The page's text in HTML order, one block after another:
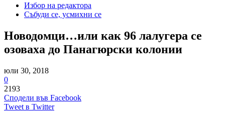
Избор на редактора
Събуди се, усмихни се
Новодомци…или как 96 лалугера се
озоваха до Панагюрски колонии
юли 30, 2018
0
2193
Сподели във Facebook
Tweet в Twitter